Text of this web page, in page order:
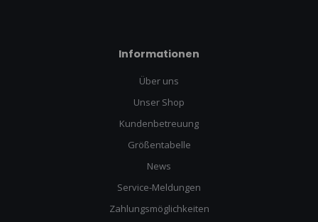
Informationen
Über uns
Unser Shop
Kundenbetreuung
Größentabelle
News
Service-Meldungen
Zahlungsmöglichkeiten